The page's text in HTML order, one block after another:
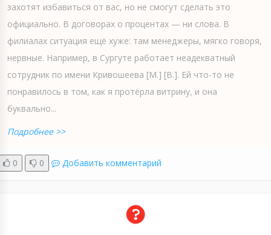
захотят избавиться от вас, но не смогут сделать это
официально. В договорах о процентах — ни слова. В
филиалах ситуация ещё хуже: там менеджеры, мягко говоря,
нервные. Например, в Сургуте работает неадекватный
сотрудник по имени Кривошеева [М.] [В.]. Ей что-то не
понравилось в том, как я протёрла витрину, и она
буквально...
Подробнее >>
0 0 Добавить комментарий